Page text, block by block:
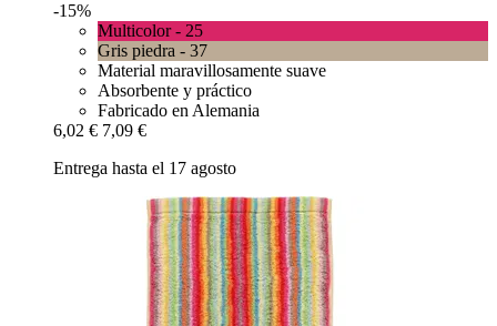
-15%
Multicolor - 25
Gris piedra - 37
Material maravillosamente suave
Absorbente y práctico
Fabricado en Alemania
6,02 € 7,09 €
Entrega hasta el 17 agosto